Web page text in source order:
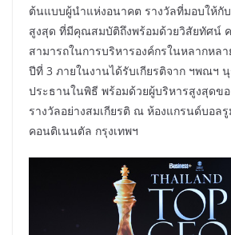
ต้นแบบผู้นำแห่งอนาคต รางวัลที่มอบให้กั
สูงสุด ที่มีคุณสมบัติถึงพร้อมด้วยวิสัยทัศน์
สามารถในการบริหารองค์กรในหลากหล
ปีที่ 3 ภายในงานได้รับเกียรติจาก ฯพณฯ
ประธานในพิธี พร้อมด้วยผู้บริหารสูงสุดขอ
รางวัลอย่างสมเกียรติ ณ ห้องแกรนด์บอล
คอนติเนนตัล กรุงเทพฯ